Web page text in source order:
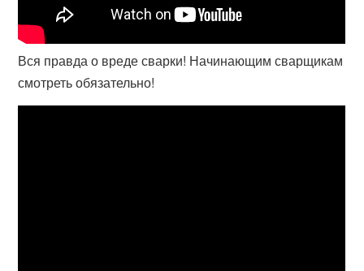
Вся правда о вреде сварки! Начинающим сварщикам
смотреть обязательно!